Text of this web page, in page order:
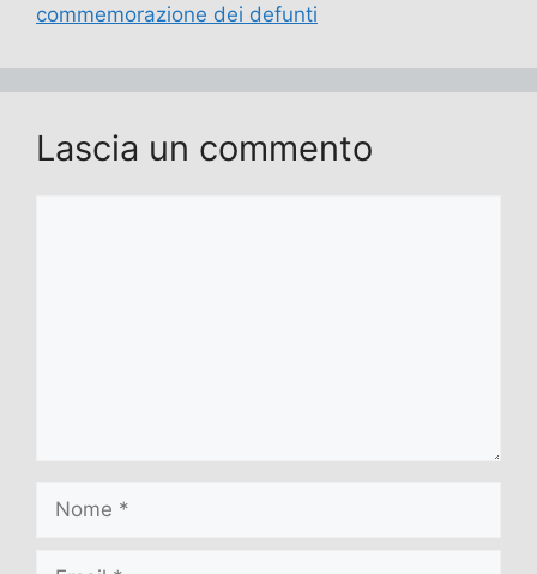
commemorazione dei defunti
Lascia un commento